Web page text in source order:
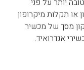
או תקלות מיקרופון
מסך של מכשיר
אנדרואיד.